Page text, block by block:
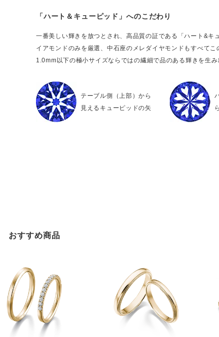
「ハート＆キューピッド」へのこだわり
一番美しい輝きを放つとされ、高品質の証である「ハート&キ
イアモンドのみを厳選、中石座のメレダイヤモンドもすべてこ
1.0mm以下の極小サイズならではの繊細で品のある輝きを生み
テーブル側（上部）から
見えるキューピッドの矢
おすすめ商品